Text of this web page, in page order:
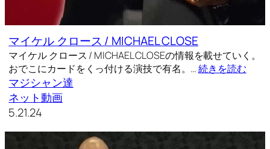
マイケル クロース / MICHAEL CLOSE
マイケル クロース / MICHAEL CLOSEの情報を載せていく。
おでこにカードをくっ付ける演技で有名。…続きを読む
マジシャン達
ネット動画
5.21.24